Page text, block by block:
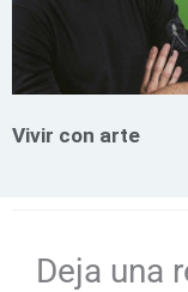
Vivir con arte
Deja una